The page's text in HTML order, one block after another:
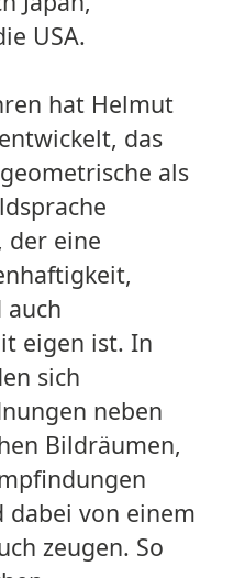
USA.
hat Helmut
das
als
der eine
eigen ist. In
sich
neben
Bildräumen,
dabei von einem
zeugen. So